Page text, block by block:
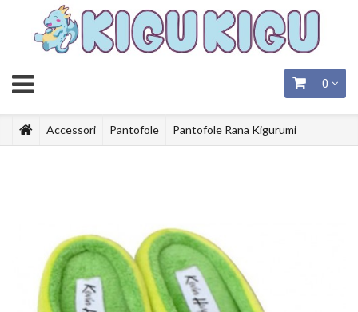
0
Accessori Pantofole Pantofole Rana Kigurumi